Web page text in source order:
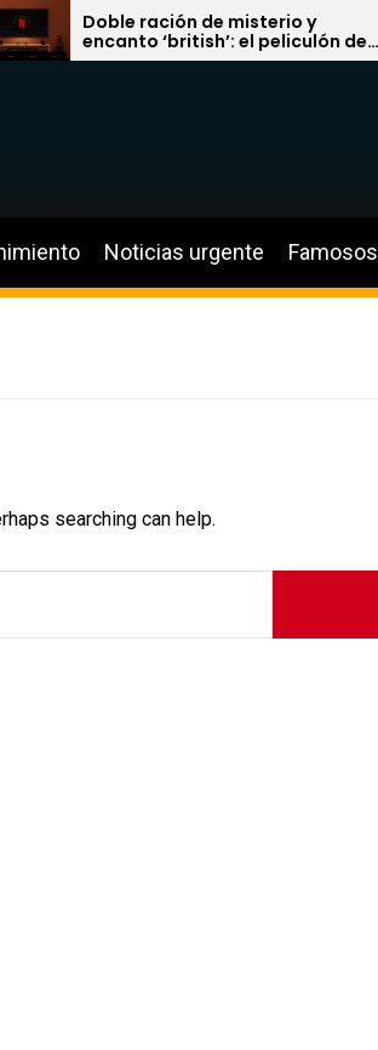
Doble ración de misterio y
encanto ‘british’: el peliculón de
Hugh Grant y el inminente estreno
Noticias urgente Famosos
searching can help.